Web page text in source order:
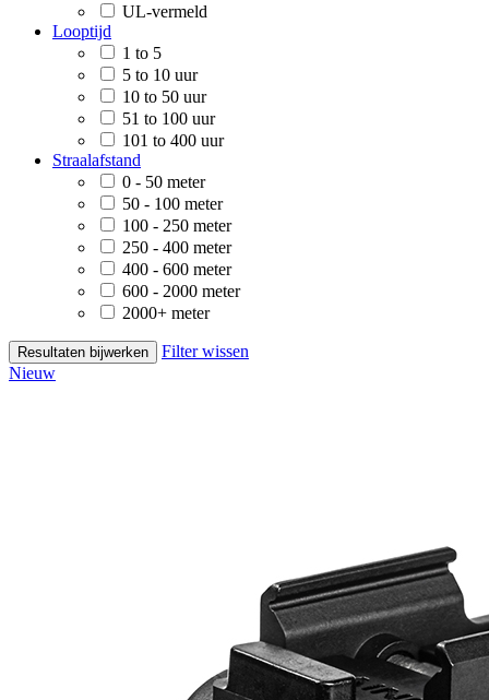
UL-vermeld
Looptijd
1 to 5
5 to 10 uur
10 to 50 uur
51 to 100 uur
101 to 400 uur
Straalafstand
0 - 50 meter
50 - 100 meter
100 - 250 meter
250 - 400 meter
400 - 600 meter
600 - 2000 meter
2000+ meter
Resultaten bijwerken
Filter wissen
Nieuw